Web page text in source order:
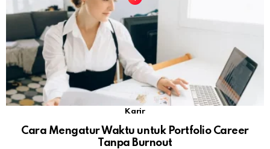
Karir
Cara Mengatur Waktu untuk Portfolio Career
Tanpa Burnout